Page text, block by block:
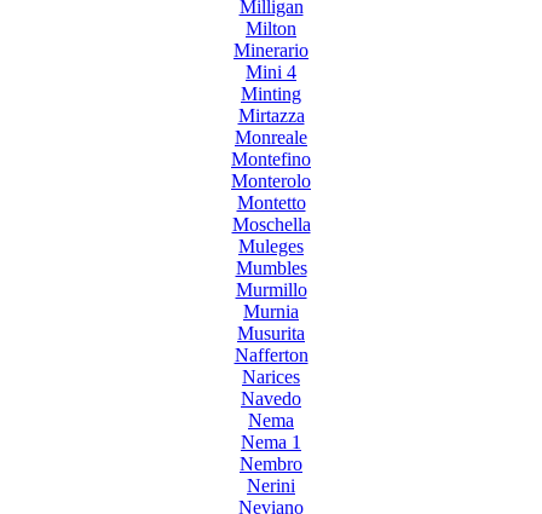
Milligan
Milton
Minerario
Mini 4
Minting
Mirtazza
Monreale
Montefino
Monterolo
Montetto
Moschella
Muleges
Mumbles
Murmillo
Murnia
Musurita
Nafferton
Narices
Navedo
Nema
Nema 1
Nembro
Nerini
Neviano